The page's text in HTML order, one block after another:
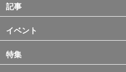
記事
イベント
特集